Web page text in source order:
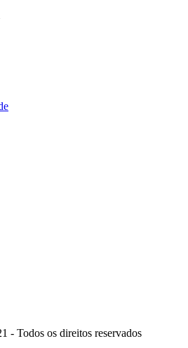
- Todos os direitos reservados